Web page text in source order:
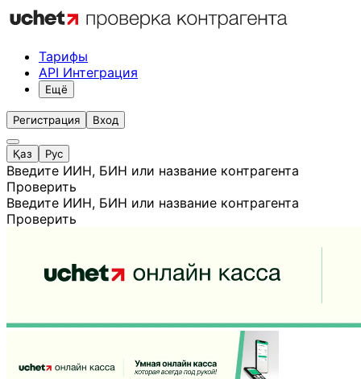
Тарифы
API Интеграция
Ещё
Регистрация Вход
Қаз Рус
Введите ИИН, БИН или название контрагента
Проверить
Введите ИИН, БИН или название контрагента
Проверить